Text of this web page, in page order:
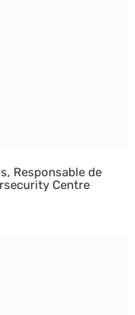
Responsable de
Centre